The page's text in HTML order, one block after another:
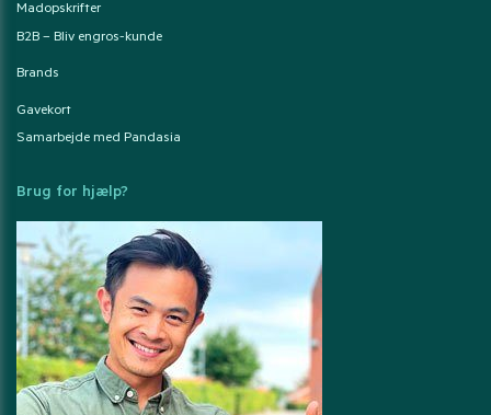
Madopskrifter
B2B – Bliv engros-kunde
Brands
Gavekort
Samarbejde med Pandasia
Brug for hjælp?